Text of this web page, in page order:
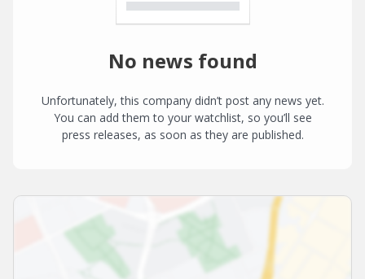
No news found
Unfortunately, this company didn’t post any news yet.
You can add them to your watchlist, so you’ll see
press releases, as soon as they are published.